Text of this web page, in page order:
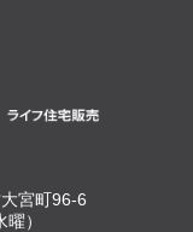
宮町96-6
）